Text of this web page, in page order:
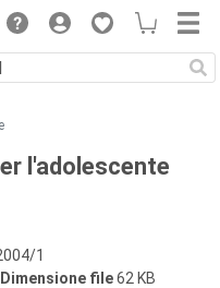
l'adolescente
1
Dimensione file62 KB